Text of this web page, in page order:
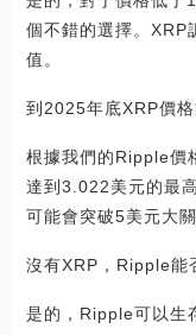
個不錯的選擇。XRP
值。
到2025年底XRP價格
根據我們的Ripple價
達到3.022美元的最
可能會突破5美元大
沒有XRP，Ripple能
是的，Ripple可以生